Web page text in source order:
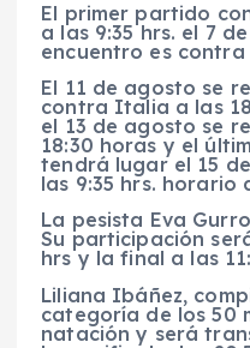
El primer partido
a las 9:35 hrs. el 7
encuentro es contra
El 11 de agosto se
contra Italia a las
el 13 de agosto se
18:30 horas y el
tendrá lugar el 15
las 9:35 hrs. horario
La pesista Eva
Su participación
hrs y la final a las
Liliana Ibáñez,
categoría de los 50
natación y será